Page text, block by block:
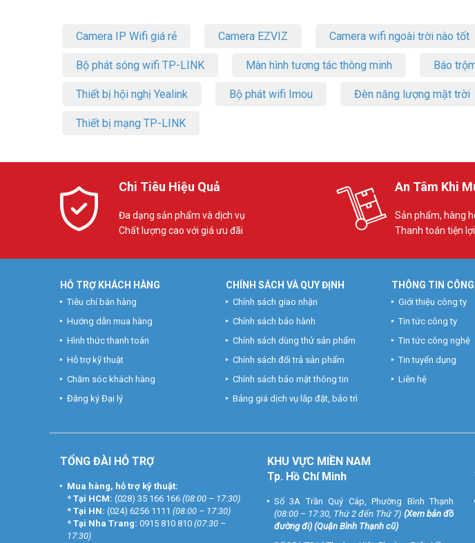
Camera IP Wifi giá rẻ Camera EZVIZ Camera wifi ngoài trời nào tốt
Bộ phát sóng wifi TP-LINK Màn hình tương tác thông minh Báo
Thiết bị hội nghị Yealink Bộ phát wifi Imou Đèn năng lượng mặt trời
Thiết bị mạng TP-LINK
Chi Tiêu Hiệu Quả
Đa dạng sản phẩm và dịch vụ
Chất lượng cao với giá ưu đãi
An Tâm Khi
Sản phẩm, hàng
Thanh toán tiện lợi
HỖ TRỢ KHÁCH HÀNG
Tiêu chí bán hàng
Hướng dẫn mua hàng
Hình thức thanh toán
Hỗ trợ kỹ thuật
Chăm sóc khách hàng
Đăng ký Đại lý
CHÍNH SÁCH VÀ QUY ĐỊNH
Chính sách giao nhận
Chính sách bảo hành
Chính sách dùng thử sản phẩm
Chính sách đổi trả sản phẩm
Chính sách bảo mật thông tin
Bảng giá dịch vụ lắp đặt, bảo trì
THÔNG TIN
Giới thiệu công ty
Tin tức công ty
Tin tức công nghệ
Tin tuyển dụng
Liên hệ
TỔNG ĐÀI HỖ TRỢ
Mua hàng, hỗ trợ kỹ thuật:
* Tại HCM: (028) 35 166 166 (08:00 – 17:30)
* Tại HN: (024) 6256 1111 (08:00 – 17:30)
* Tại Nha Trang: 0915 810 810 (07:30 –
17:30)
KHU VỰC MIỀN NAM
Tp. Hồ Chí Minh
Số 3A Trần Quý Cáp, Phường Bình Thạnh
(08:00 – 17:30, Thứ 2 đến Thứ 7) (Xem bản đồ
đường đi) (Quận Bình Thạnh cũ)